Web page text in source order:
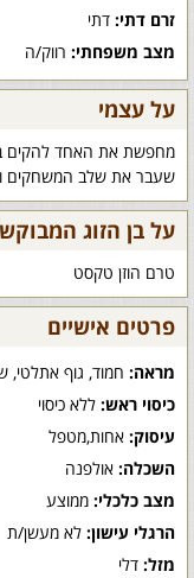
זרם דתי: דתי
מצב משפחתי: רווק/ה
על עצמי
מחפשת את האחד להקים
שעבר את שלב המשחקים
על בן הזוג
טרם הוזן טקסט
פרטים אישיים
מראה: חמוד, גוף אתלטי,
כיסוי ראש: ללא כיסוי
עיסוק: אחות,מטפל
השכלה: אולפנה
מצב כלכלי: ממוצע
הרגלי עישון: לא מעשן/ת
מזל: דלי